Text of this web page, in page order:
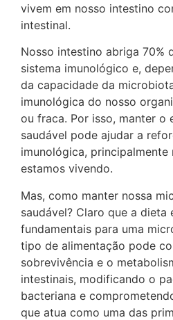
vivem em nosso intestino
intestinal.
Nosso intestino abriga 70%
sistema imunológico e,
da capacidade da
imunológica do nosso
ou fraca. Por isso, manter o
saudável pode ajudar a
imunológica, principalmente
estamos vivendo.
Mas, como manter nossa
saudável? Claro que a dieta
fundamentais para uma
tipo de alimentação pode
sobrevivência e o
intestinais, modificando o
bacteriana e
que atua como uma das